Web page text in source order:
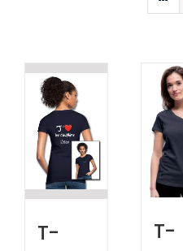
T-
T-